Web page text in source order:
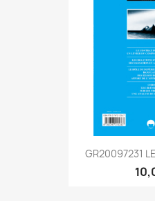
GR20097231